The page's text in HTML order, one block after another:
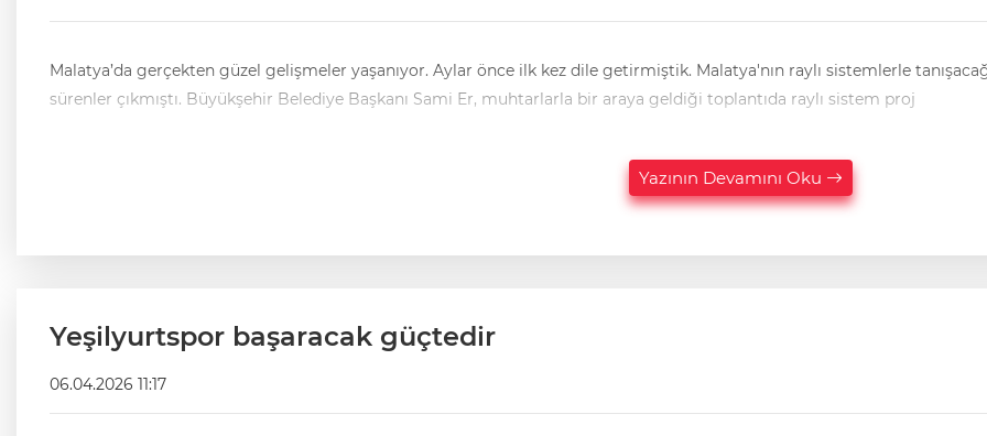
Malatya’da gerçekten güzel gelişmeler yaşanıyor. Aylar önce ilk kez dile getirmiştik. Malatya'nın raylı sistemlerle tanışacağını yazdığımızda, bunun yalnızca bir hayal olduğunu öne
sürenler çıkmıştı. Büyükşehir Belediye Başkanı Sami Er, muhtarlarla bir araya geldiği toplantıda raylı sistem proj
Yazının Devamını Oku
Yeşilyurtspor başaracak güçtedir
06.04.2026 11:17